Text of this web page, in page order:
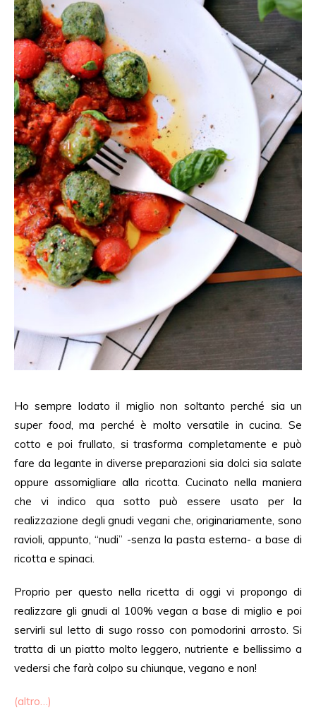
Ho sempre lodato il miglio non soltanto perché sia un
super food, ma perché è molto versatile in cucina. Se
cotto e poi frullato, si trasforma completamente e può
fare da legante in diverse preparazioni sia dolci sia salate
oppure assomigliare alla ricotta. Cucinato nella maniera
che vi indico qua sotto può essere usato per la
realizzazione degli gnudi vegani che, originariamente, sono
ravioli, appunto, “nudi” -senza la pasta esterna- a base di
ricotta e spinaci.
Proprio per questo nella ricetta di oggi vi propongo di
realizzare gli gnudi al 100% vegan a base di miglio e poi
servirli sul letto di sugo rosso con pomodorini arrosto. Si
tratta di un piatto molto leggero, nutriente e bellissimo a
vedersi che farà colpo su chiunque, vegano e non!
(altro…)